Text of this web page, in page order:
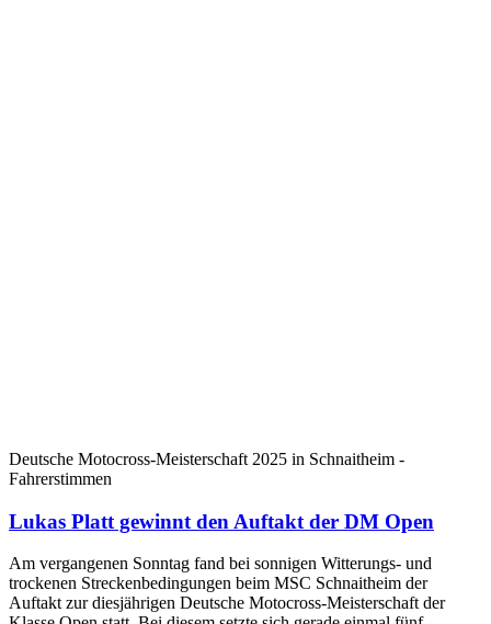
Deutsche Motocross-Meisterschaft 2025 in Schnaitheim -
Fahrerstimmen
Lukas Platt gewinnt den Auftakt der DM Open
Am vergangenen Sonntag fand bei sonnigen Witterungs- und
trockenen Streckenbedingungen beim MSC Schnaitheim der
Auftakt zur diesjährigen Deutsche Motocross-Meisterschaft der